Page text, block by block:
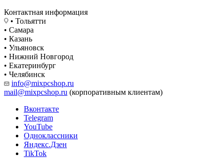
Контактная информация
• Тольятти
• Самара
• Казань
• Ульяновск
• Нижний Новгород
• Екатеринбург
• Челябинск
info@mixpcshop.ru
mail@mixpcshop.ru (корпоративным клиентам)
Вконтакте
Telegram
YouTube
Одноклассники
Яндекс.Дзен
TikTok